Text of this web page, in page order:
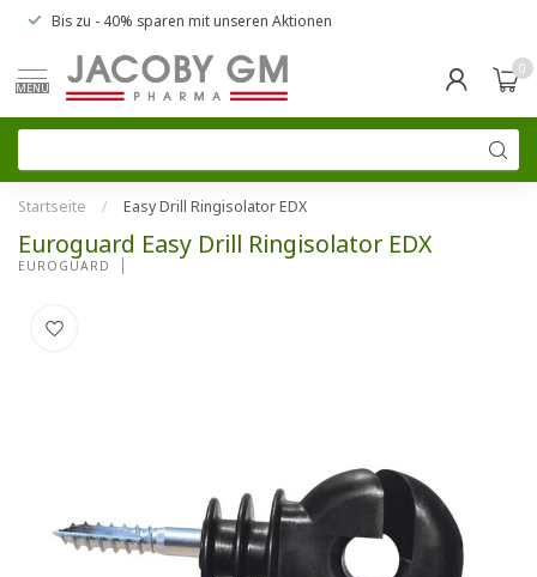
Bis zu - 40% sparen mit unseren Aktionen
MENU
0
Startseite / Easy Drill Ringisolator EDX
Euroguard Easy Drill Ringisolator EDX
EUROGUARD